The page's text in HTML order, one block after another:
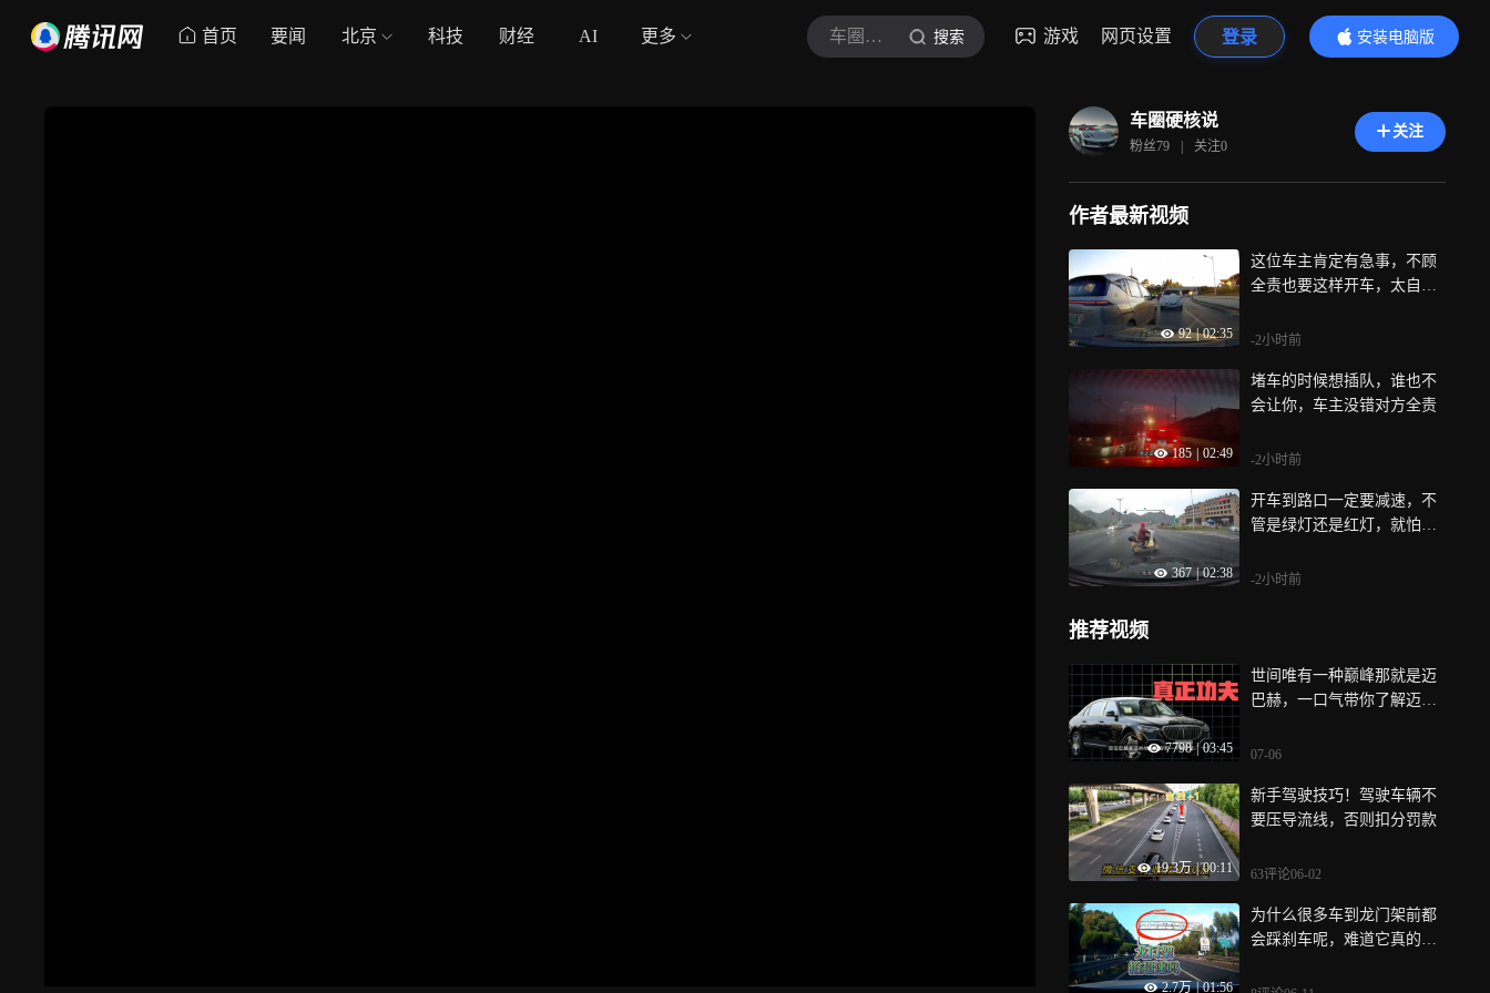
首页 要闻 北京 科技 财经 AI 更多 车圈硬核说 搜索 游戏 网页设置 登录
安装电脑版
内容更精彩
车圈硬核说
粉丝79 | 关注0
关注
作者最新视频
92 | 02:35
这位车主肯定有急事，不顾
全责也要这样开车，太自私
-2小时前
185 02:49
堵车的时候想插队，谁也不
会让你，车主没错对方全责
-2小时前
367 | 02:38
开车到路口一定要减速，不
管是绿灯还是红灯，就怕遇
-2小时前
推荐视频
7798 | 03:45
世间唯有一种巅峰那就是迈
巴赫，一口气带你了解迈巴
07-06
19.3万 | 00:11
新手驾驶技巧！驾驶车辆不
要压导流线，否则扣分罚款
63评论06-02
2.7万 | 01:56
为什么很多车到龙门架前都
会踩刹车呢，难道它真的是